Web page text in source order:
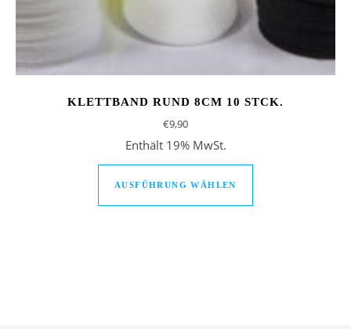
KLETTBAND RUND 8CM 10 STCK.
€9,90
Enthält 19% MwSt.
AUSFÜHRUNG WÄHLEN
Dieses Produkt